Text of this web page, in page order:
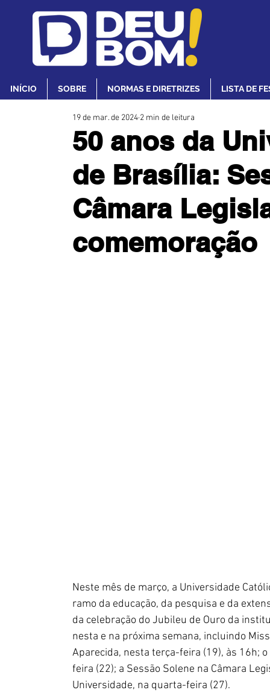
INÍCIO SOBRE NORMAS E DIRETRIZES LISTA DE
50 anos da
de Brasília:
Câmara
comemoração
19 de mar. de 2024 2 min de leitura
Neste mês de março, a Universidade
ramo da educação, da pesquisa e da
da celebração do Jubileu de Ouro da
nesta e na próxima semana, incluindo
Aparecida, nesta terça-feira (19), às 16h;
feira (22); a Sessão Solene na Câmara
Universidade, na quarta-feira (27).